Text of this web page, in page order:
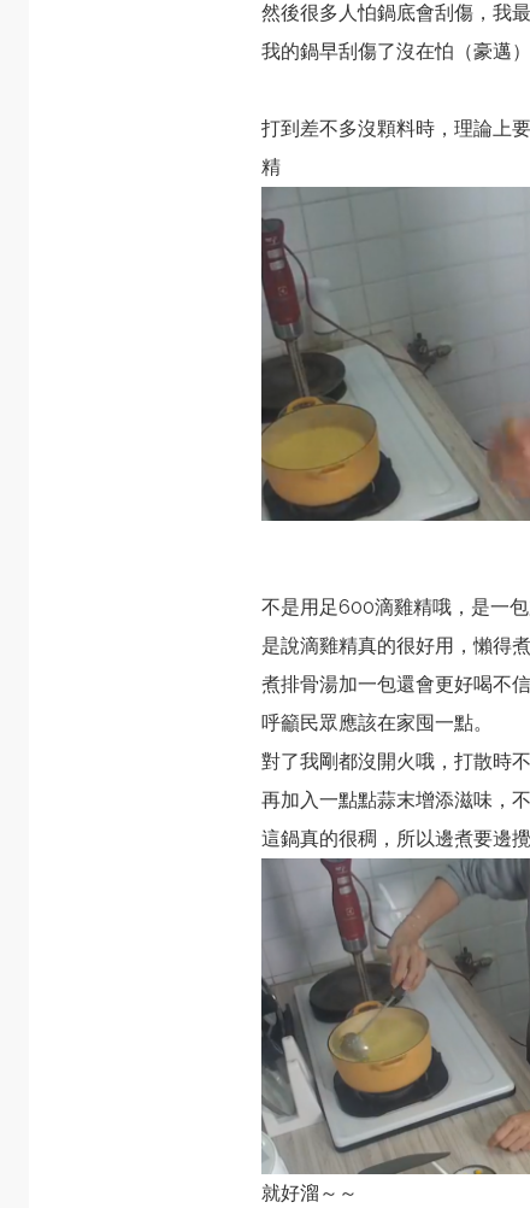
然後很多人怕鍋底會刮傷，我
我的鍋早刮傷了沒在怕（豪邁）
打到差不多沒顆料時，理論上
精
不是用足600滴雞精哦，是一
是說滴雞精真的很好用，懶得
煮排骨湯加一包還會更好喝不
呼籲民眾應該在家囤一點。
對了我剛都沒開火哦，打散時
再加入一點點蒜末增添滋味，
這鍋真的很稠，所以邊煮要邊
就好溜～～